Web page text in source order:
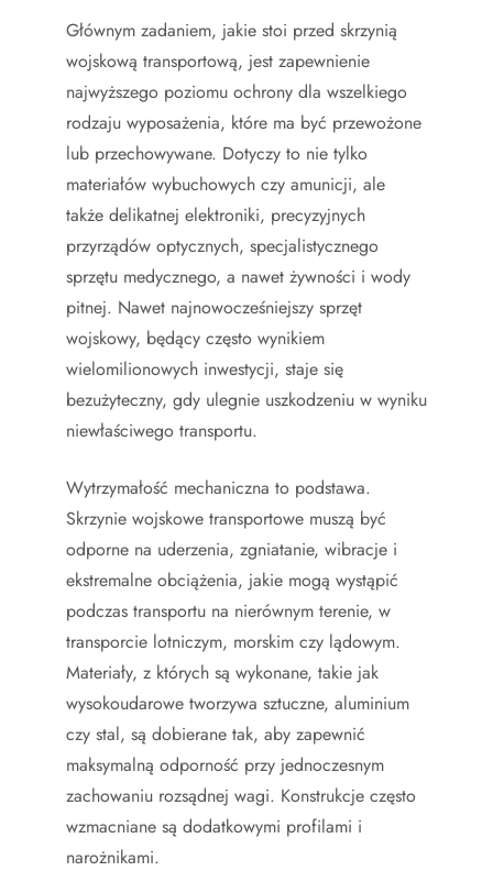
Głównym zadaniem, jakie stoi przed skrzynią
wojskową transportową, jest zapewnienie
najwyższego poziomu ochrony dla wszelkiego
rodzaju wyposażenia, które ma być przewożone
lub przechowywane. Dotyczy to nie tylko
materiałów wybuchowych czy amunicji, ale
także delikatnej elektroniki, precyzyjnych
przyrządów optycznych, specjalistycznego
sprzętu medycznego, a nawet żywności i wody
pitnej. Nawet najnowocześniejszy sprzęt
wojskowy, będący często wynikiem
wielomilionowych inwestycji, staje się
bezużyteczny, gdy ulegnie uszkodzeniu w wyniku
niewłaściwego transportu.
Wytrzymałość mechaniczna to podstawa.
Skrzynie wojskowe transportowe muszą być
odporne na uderzenia, zgniatanie, wibracje i
ekstremalne obciążenia, jakie mogą wystąpić
podczas transportu na nierównym terenie, w
transporcie lotniczym, morskim czy lądowym.
Materiały, z których są wykonane, takie jak
wysokoudarowe tworzywa sztuczne, aluminium
czy stal, są dobierane tak, aby zapewnić
maksymalną odporność przy jednoczesnym
zachowaniu rozsądnej wagi. Konstrukcje często
wzmacniane są dodatkowymi profilami i
narożnikami.